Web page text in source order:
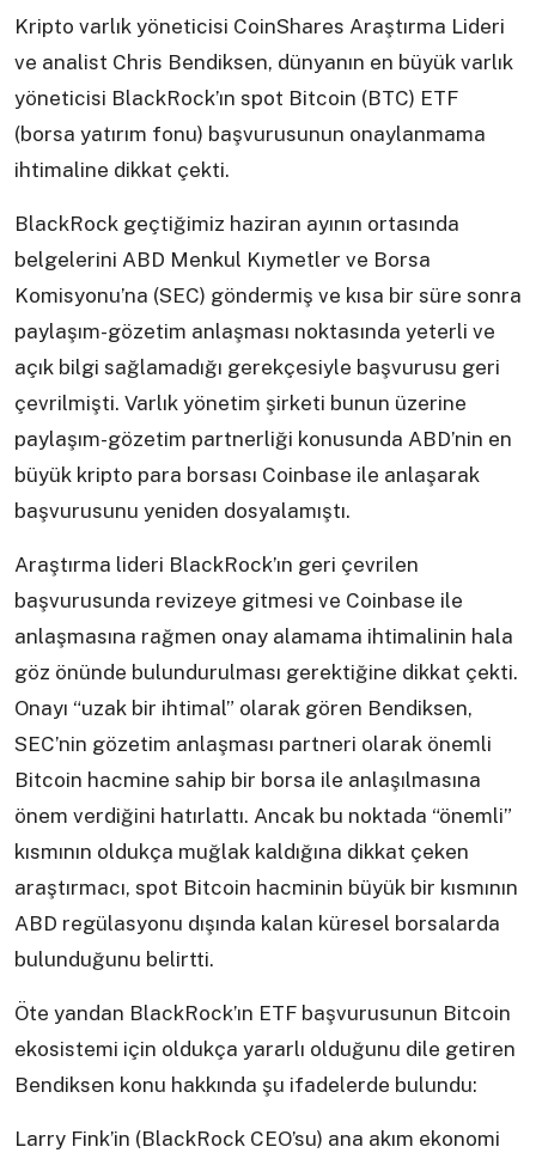
Kripto varlık yöneticisi CoinShares Araştırma Lideri
ve analist Chris Bendiksen, dünyanın en büyük varlık
yöneticisi BlackRock’ın spot Bitcoin (BTC) ETF
(borsa yatırım fonu) başvurusunun onaylanmama
ihtimaline dikkat çekti.
BlackRock geçtiğimiz haziran ayının ortasında
belgelerini ABD Menkul Kıymetler ve Borsa
Komisyonu’na (SEC) göndermiş ve kısa bir süre sonra
paylaşım-gözetim anlaşması noktasında yeterli ve
açık bilgi sağlamadığı gerekçesiyle başvurusu geri
çevrilmişti. Varlık yönetim şirketi bunun üzerine
paylaşım-gözetim partnerliği konusunda ABD’nin en
büyük kripto para borsası Coinbase ile anlaşarak
başvurusunu yeniden dosyalamıştı.
Araştırma lideri BlackRock’ın geri çevrilen
başvurusunda revizeye gitmesi ve Coinbase ile
anlaşmasına rağmen onay alamama ihtimalinin hala
göz önünde bulundurulması gerektiğine dikkat çekti.
Onayı “uzak bir ihtimal” olarak gören Bendiksen,
SEC’nin gözetim anlaşması partneri olarak önemli
Bitcoin hacmine sahip bir borsa ile anlaşılmasına
önem verdiğini hatırlattı. Ancak bu noktada “önemli”
kısmının oldukça muğlak kaldığına dikkat çeken
araştırmacı, spot Bitcoin hacminin büyük bir kısmının
ABD regülasyonu dışında kalan küresel borsalarda
bulunduğunu belirtti.
Öte yandan BlackRock’ın ETF başvurusunun Bitcoin
ekosistemi için oldukça yararlı olduğunu dile getiren
Bendiksen konu hakkında şu ifadelerde bulundu:
Larry Fink’in (BlackRock CEO’su) ana akım ekonomi